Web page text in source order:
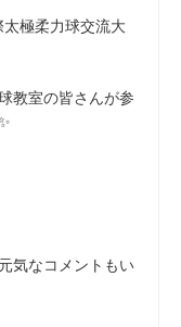
極柔力球交流大
教室の皆さんが参
気なコメントもい